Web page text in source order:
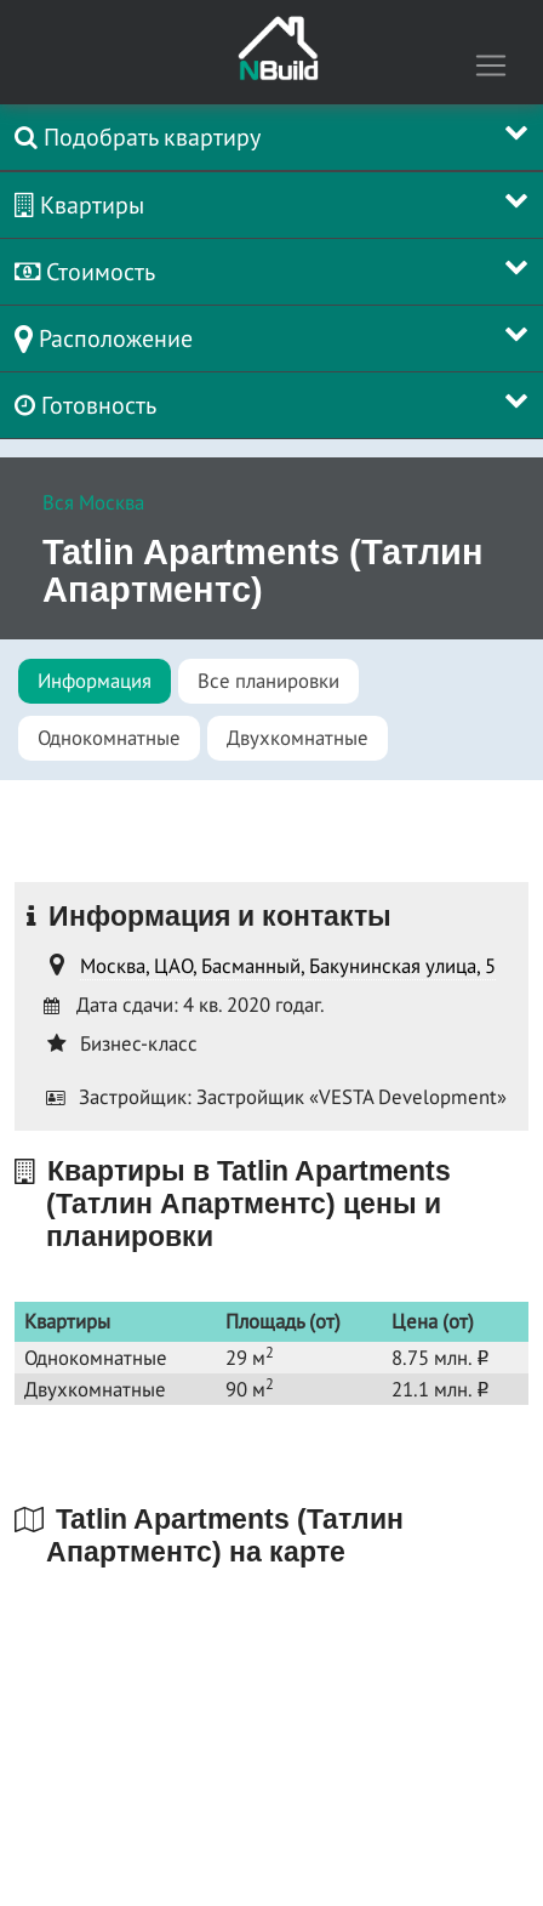
Подобрать квартиру
Квартиры
Стоимость
Расположение
Готовность
Вся Москва
Tatlin Apartments (Татлин
Апартментс)
Информация Все планировки
Однокомнатные Двухкомнатные
Информация и контакты
Москва, ЦАО, Басманный, Бакунинская улица, 5
Дата сдачи: 4 кв. 2020 годаг.
Бизнес-класс
Застройщик: Застройщик «VESTA Development»
Квартиры в Tatlin Apartments
(Татлин Апартментс) цены и
планировки
Квартиры Площадь (от)
Цена (от)
Однокомнатные
29 м2 8.75 млн. o
Двухкомнатные 90 м2 21.1 млн. o
Tatlin Apartments (Татлин
Апартментс) на карте